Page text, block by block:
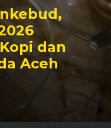
dan
Aceh